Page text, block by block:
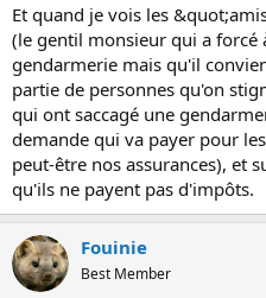
Et quand je vois les
(le gentil monsieur qui a forcé
gendarmerie mais qu'il
partie de personnes qu'on
qui ont saccagé une
demande qui va payer pour
peut-être nos assurances), et
qu'ils ne payent pas d'impôts.
Fouinie
Best Member